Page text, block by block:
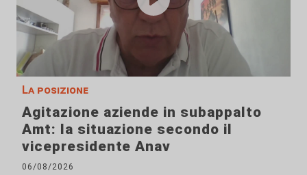
La posizione
Agitazione aziende in subappalto
Amt: la situazione secondo il
vicepresidente Anav
06/08/2026